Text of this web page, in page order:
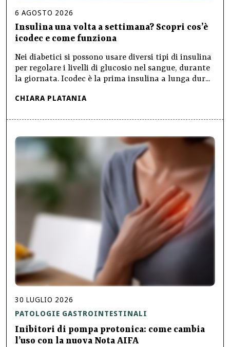
6 AGOSTO 2026
Insulina una volta a settimana? Scopri cos’è
icodec e come funziona
Nei diabetici si possono usare diversi tipi di insulina
per regolare i livelli di glucosio nel sangue, durante
la giornata. Icodec è la prima insulina a lunga dur...
CHIARA PLATANIA
30 LUGLIO 2026
PATOLOGIE GASTROINTESTINALI
Inibitori di pompa protonica: come cambia
l’uso con la nuova Nota AIFA